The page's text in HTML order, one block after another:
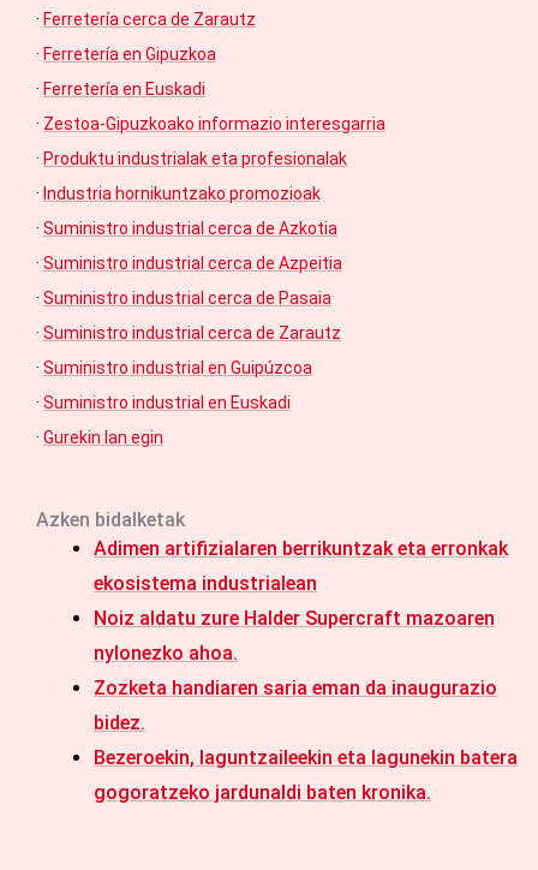
· Ferretería cerca de Zarautz
· Ferretería en Gipuzkoa
· Ferretería en Euskadi
· Zestoa-Gipuzkoako informazio interesgarria
· Produktu industrialak eta profesionalak
· Industria hornikuntzako promozioak
· Suministro industrial cerca de Azkotia
· Suministro industrial cerca de Azpeitia
· Suministro industrial cerca de Pasaia
· Suministro industrial cerca de Zarautz
· Suministro industrial en Guipúzcoa
· Suministro industrial en Euskadi
· Gurekin lan egin
Azken bidalketak
Adimen artifizialaren berrikuntzak eta erronkak
ekosistema industrialean
Noiz aldatu zure Halder Supercraft mazoaren
nylonezko ahoa.
Zozketa handiaren saria eman da inaugurazio
bidez.
Bezeroekin, laguntzaileekin eta lagunekin batera
gogoratzeko jardunaldi baten kronika.